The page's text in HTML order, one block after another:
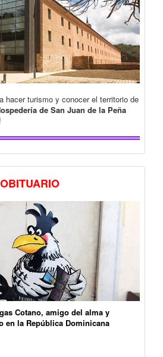
hacer turismo y conocer el territorio de
de San Juan de la Peña
OBITUARIO
Cotano, amigo del alma y
en la República Dominicana